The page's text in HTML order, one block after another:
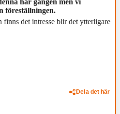
här gången men vi
föreställningen.
det intresse blir det ytterligare
Dela det här